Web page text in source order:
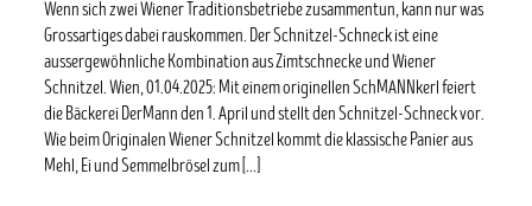
Wenn sich zwei Wiener Traditionsbetriebe zusammentun, kann nur was
Grossartiges dabei rauskommen. Der Schnitzel-Schneck ist eine
aussergewöhnliche Kombination aus Zimtschnecke und Wiener
Schnitzel. Wien, 01.04.2025: Mit einem originellen SchMANNkerl feiert
die Bäckerei DerMann den 1. April und stellt den Schnitzel-Schneck vor.
Wie beim Originalen Wiener Schnitzel kommt die klassische Panier aus
Mehl, Ei und Semmelbrösel zum […]